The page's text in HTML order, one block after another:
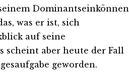
Dominantseinkönnen
was er ist, sich
auf seine
aber heute der Fall
geworden.